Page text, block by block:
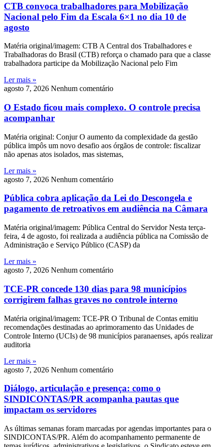
CTB convoca trabalhadores para Mobilização
Nacional pelo Fim da Escala 6×1 no dia 10 de
agosto
Matéria original/imagem: CTB A Central dos Trabalhadores e
Trabalhadoras do Brasil (CTB) reforça o chamado para que a classe
trabalhadora participe da Mobilização Nacional pelo Fim
Ler mais »
agosto 7, 2026 Nenhum comentário
O Estado ficou mais complexo. O controle precisa
acompanhar
Matéria original: Conjur O aumento da complexidade da gestão
pública impôs um novo desafio aos órgãos de controle: fiscalizar
não apenas atos isolados, mas sistemas,
Ler mais »
agosto 7, 2026 Nenhum comentário
Pública cobra aplicação da Lei do Descongela e
pagamento de retroativos em audiência na Câmara
Matéria original/imagem: Pública Central do Servidor Nesta terça-
feira, 4 de agosto, foi realizada a audiência pública na Comissão de
Administração e Serviço Público (CASP) da
Ler mais »
agosto 7, 2026 Nenhum comentário
TCE-PR concede 130 dias para 98 municípios
corrigirem falhas graves no controle interno
Matéria original/imagem: TCE-PR O Tribunal de Contas emitiu
recomendações destinadas ao aprimoramento das Unidades de
Controle Interno (UCIs) de 98 municípios paranaenses, após realizar
auditoria
Ler mais »
agosto 7, 2026 Nenhum comentário
Diálogo, articulação e presença: como o
SINDICONTAS/PR acompanha pautas que
impactam os servidores
As últimas semanas foram marcadas por agendas importantes para o
SINDICONTAS/PR. Além do acompanhamento permanente de